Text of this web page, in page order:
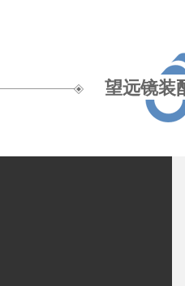
望远镜装